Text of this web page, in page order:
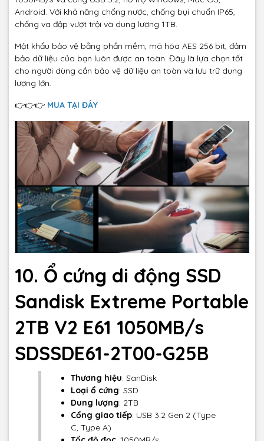
Android. Với khả năng chống nước, chống bụi chuẩn IP65,
chống va đập vượt trội và dung lượng 1TB.
Mật khẩu bảo vệ bằng phần mềm, mã hóa AES 256 bit, đảm
bảo dữ liệu của bạn luôn được an toàn. Đây là lựa chọn tốt
cho người dùng cần bảo vệ dữ liệu an toàn và lưu trữ dung
lượng lớn.
👉👉👉 MUA TẠI ĐÂY
10. Ổ cứng di động SSD
Sandisk Extreme Portable
2TB V2 E61 1050MB/s
SDSSDE61-2T00-G25B
Thương hiệu: SanDisk
Loại ổ cứng: SSD
Dung lượng: 2TB
Cổng giao tiếp: USB 3.2 Gen 2 (Type
C, Type A)